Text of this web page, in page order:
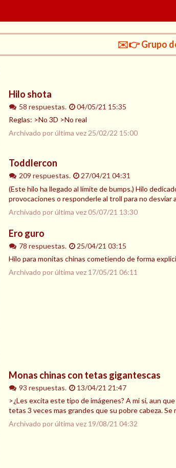
✉️👉 Grupo
Hilo shota
58 respuestas.
04/05/21 15:35
Reglas: >No 3D >No real
Archivado por última vez 25/02/22 15:00
Toddlercon
209 respuestas.
27/04/21 04:31
(Este hilo ha llegado al límite de bumps.) Hilo
provocaciones o responderle al troll para no desviar
Archivado por última vez05/07/21 13:30
Ero guro
78 respuestas.
25/04/21 03:15
Hilo para monitas chinas cometiendo de forma
Archivado por última vez 17/05/21 06:11
Monas chinas con tetas gigantescas
93 respuestas.
13/04/21 21:47
>¿Les excita este tipo de imágenes? A mi si, aun
tetas 3 veces mas grandes que su pobre cabeza.
Archivado por última vez 19/08/21 04:32